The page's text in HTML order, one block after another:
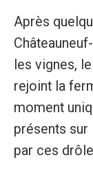
Après
les vignes,
rejoint la
moment
présents
par ces